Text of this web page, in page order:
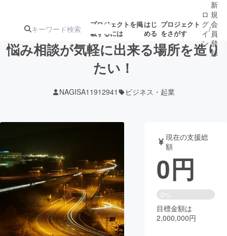
プロジェクトを掲
載するには
はじ
める
プロジェクト
をさがす
ターン
ジェクト
募集終了が近いプ
ロジェクト
音楽
テクノロジー・ガジェット ゲーム・サ
映像・映画 書籍・雑誌
ビジネス・起業 チャレンジ
ロ
グ
イ
ン
/
新
規
会
員
登
録
悩み相談が気軽に出来る場所を造り
たい！
NAGISA11912941 ビジネス・起業
現在の支援総
額
0円
0%
目標金額は
2,000,000円